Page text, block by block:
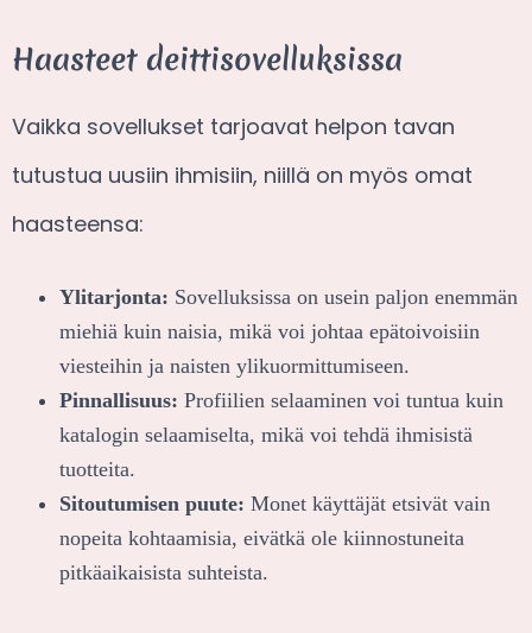
Haasteet deittisovelluksissa
Vaikka sovellukset tarjoavat helpon tavan
tutustua uusiin ihmisiin, niillä on myös omat
haasteensa:
Ylitarjonta: Sovelluksissa on usein paljon enemmän
miehiä kuin naisia, mikä voi johtaa epätoivoisiin
viesteihin ja naisten ylikuormittumiseen.
Pinnallisuus: Profiilien selaaminen voi tuntua kuin
katalogin selaamiselta, mikä voi tehdä ihmisistä
tuotteita.
Sitoutumisen puute: Monet käyttäjät etsivät vain
nopeita kohtaamisia, eivätkä ole kiinnostuneita
pitkäaikaisista suhteista.